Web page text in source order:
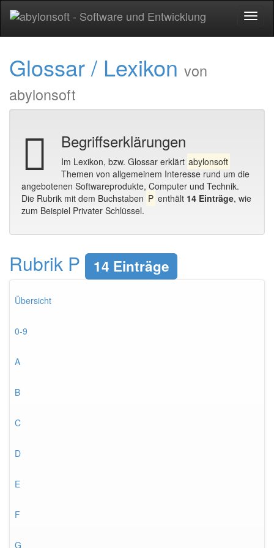
Glossar / Lexikon von
abylonsoft
Begriffserklärungen
Im Lexikon, bzw. Glossar erklärt abylonsoft
Themen von allgemeinem Interesse rund um die
angebotenen Softwareprodukte, Computer und Technik.
Die Rubrik mit dem Buchstaben P enthält 14 Einträge, wie
zum Beispiel Privater Schlüssel.
Rubrik P 14 Einträge
Übersicht
0-9
A
B
C
D
E
F
G